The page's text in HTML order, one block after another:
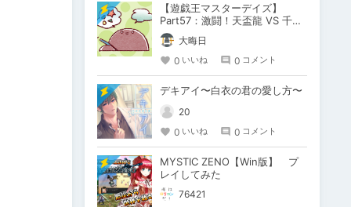
【遊戯王マスターデイズ】
Part57：激闘！天盃龍 VS 千年
D【架空デュエル】
大晦日
0 いいね 0 コメント
デキアイ〜白衣の君の愛し方〜
20
0 いいね 0 コメント
MYSTIC ZENO【Win版】 プ
レイしてみた
76421